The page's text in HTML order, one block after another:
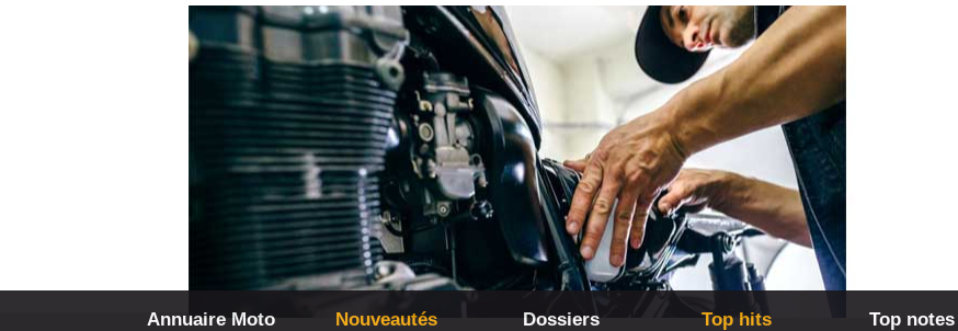
Annuaire Moto Nouveautés Dossiers Top hits Top notes